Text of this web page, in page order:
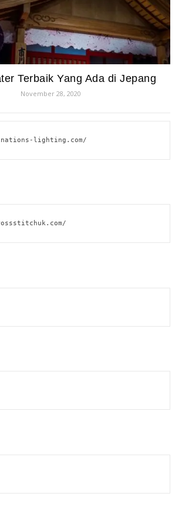
Terbaik Yang Ada di Jepang
November 28, 2020
lighting.com/